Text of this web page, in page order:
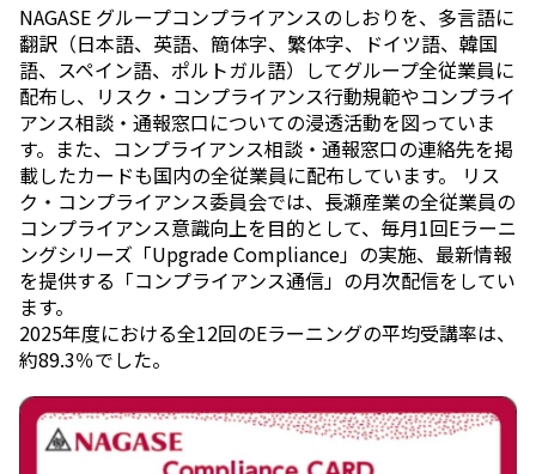
NAGASE グループコンプライアンスのしおりを、多⾔語に
翻訳（⽇本語、英語、簡体字、繁体字、ドイツ語、韓国
語、スペイン語、ポルトガル語）してグループ全従業員に
配布し、リスク・コンプライアンス行動規範やコンプライ
アンス相談・通報窓⼝についての浸透活動を図っていま
す。また、コンプライアンス相談・通報窓⼝の連絡先を掲
載したカードも国内の全従業員に配布しています。 リス
ク・コンプライアンス委員会では、⻑瀬産業の全従業員の
コンプライアンス意識向上を⽬的として、毎月1回Eラーニ
ングシリーズ「Upgrade Compliance」の実施、最新情報
を提供する「コンプライアンス通信」の月次配信をしてい
ます。
2025年度における全12回のEラーニングの平均受講率は、
約89.3％でした。